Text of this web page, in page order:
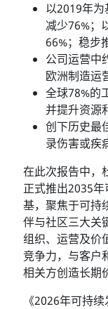
以2019年
减少76%；
66%；稳步
公司运营中
欧洲制造运
全球78%的
并提升资源
创下历史最
录伤害或疾
在此次报告中，
正式推出2035
基，聚焦于可持
伴与社区三大关
组织、运营及价
竞争力，与客户
相关方创造长期
《2026年可持